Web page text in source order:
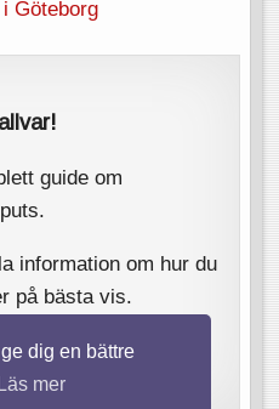
dig en bättre
Läs mer
Göteborg
guide om
information om hur du
på bästa vis.